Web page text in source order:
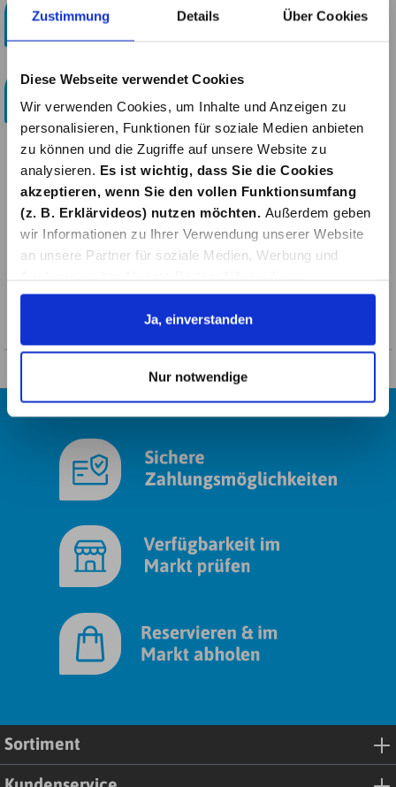
Zustimmung Details Über Cookies
Diese Webseite verwendet Cookies
Wir verwenden Cookies, um Inhalte und Anzeigen zu
personalisieren, Funktionen für soziale Medien anbieten
zu können und die Zugriffe auf unsere Website zu
analysieren. Es ist wichtig, dass Sie die Cookies
akzeptieren, wenn Sie den vollen Funktionsumfang
(z. B. Erklärvideos) nutzen möchten. Außerdem geben
wir Informationen zu Ihrer Verwendung unserer Website
an unsere Partner für soziale Medien, Werbung und
Informationen möglicherweise mit weiteren Daten
zusammen, die Sie ihnen bereitgestellt haben oder die
sie im Rahmen Ihrer Nutzung der Dienste gesammelt
Datenschutzerklärung. Link zu
unsererDatenschutzerklärung. Link zumImpressum.
Ja, einverstanden
Nur notwendige
ab 29 Euro
abholen.
Beschreibung
Siena Garden Sesselauflage Musica, Dessin Uni
Silber Auflage ca. 120x48x3 cmpassend zu
Sortiment